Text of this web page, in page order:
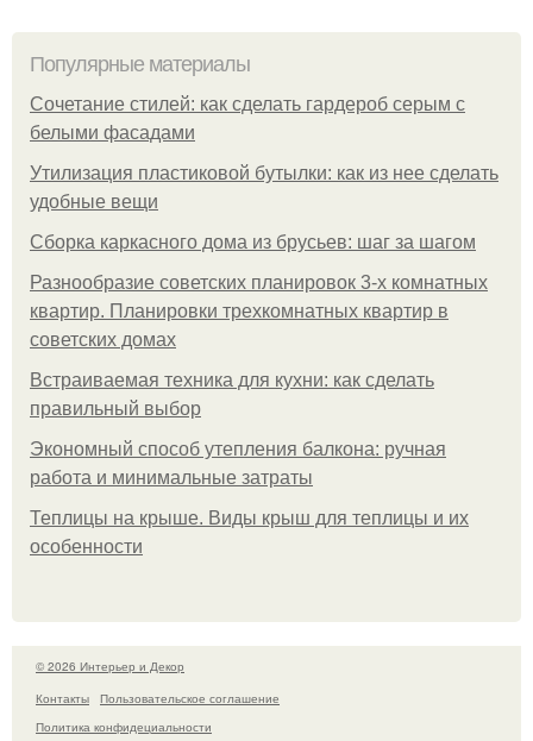
Популярные материалы
Сочетание стилей: как сделать гардероб серым с
белыми фасадами
Утилизация пластиковой бутылки: как из нее сделать
удобные вещи
Сборка каркасного дома из брусьев: шаг за шагом
Разнообразие советских планировок 3-х комнатных
квартир. Планировки трехкомнатных квартир в
советских домах
Встраиваемая техника для кухни: как сделать
правильный выбор
Экономный способ утепления балкона: ручная
работа и минимальные затраты
Теплицы на крыше. Виды крыш для теплицы и их
особенности
© 2026 Интерьер и Декор
Контакты
Пользовательское соглашение
Политика конфидециальности